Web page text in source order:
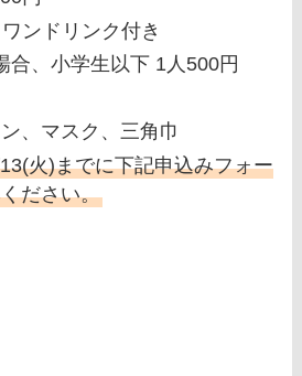
ンドリンク付き
合、小学生以下 1人500円
、マスク、三角巾
火)までに下記申込みフォー
ださい。